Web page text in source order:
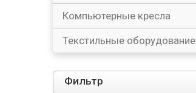
Компьютерные кресла
Текстильные оборудование
Фильтр